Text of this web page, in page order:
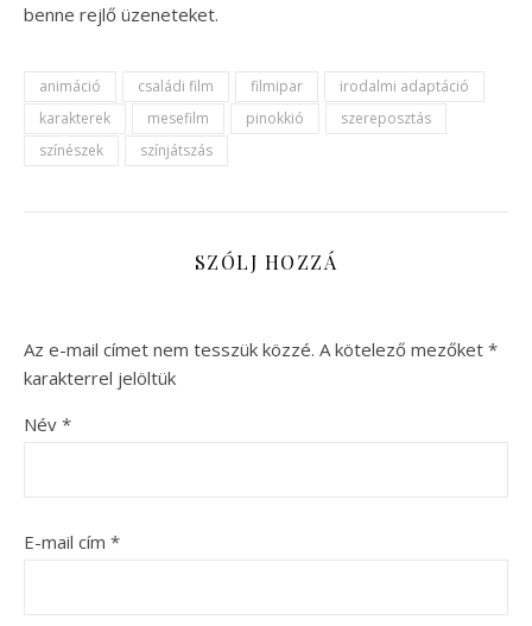
benne rejlő üzeneteket.
animáció családi film filmipar
irodalmi adaptáció
karakterek
mesefilm pinokkió
szereposztás
színészek
színjátszás
SZÓLJ HOZZÁ
Az e-mail címet nem tesszük közzé. A kötelező mezőket *
karakterrel jelöltük
Név *
E-mail cím *